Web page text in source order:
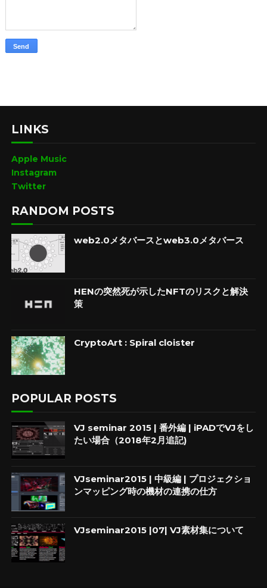
LINKS
Apple Music
Instagram
Twitter
RANDOM POSTS
web2.0メタバースとweb3.0メタバース
HENの突然死が示したNFTのリスクと解決
策
CryptoArt : Spiral cloister
POPULAR POSTS
VJ seminar 2015 | 番外編 | iPADでVJをし
たい場合（2018年2月追記)
VJseminar2015 | 中級編 | プロジェクショ
ンマッピング時の機材の連携の仕方
VJseminar2015 |07| VJ素材集について